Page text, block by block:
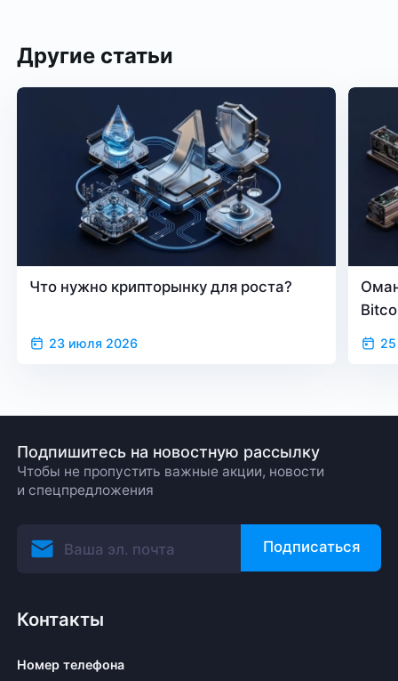
Другие статьи
Что нужно крипторынку для роста?
23 июля 2026
Подпишитесь на новостную рассылку
Чтобы не пропустить важные акции, новости
и спецпредложения
Подписаться
Контакты
Номер телефона